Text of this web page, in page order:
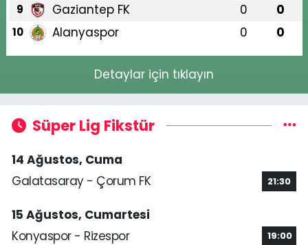
9 Gaziantep FK 0 0
10 Alanyaspor 0 0
Detaylar için tıklayın
Süper Lig Fikstür
14 Ağustos, Cuma
Galatasaray - Çorum FK
21:30
15 Ağustos, Cumartesi
Konyaspor - Rizespor
19:00